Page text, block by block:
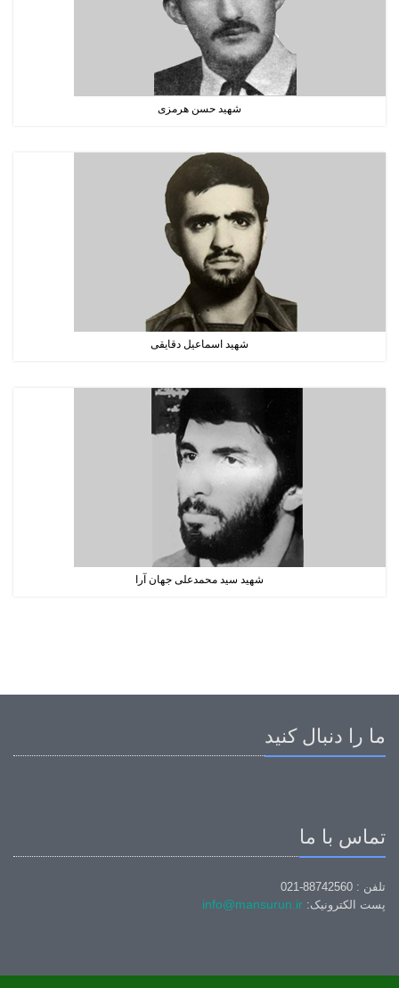
شهید حسن هرمزی
شهید اسماعیل دقایقی
شهید سید محمدعلی جهان آرا
ما را دنبال کنید
تماس با ما
تلفن : 88742560-021
پست الکترونیک: info@mansurun.ir